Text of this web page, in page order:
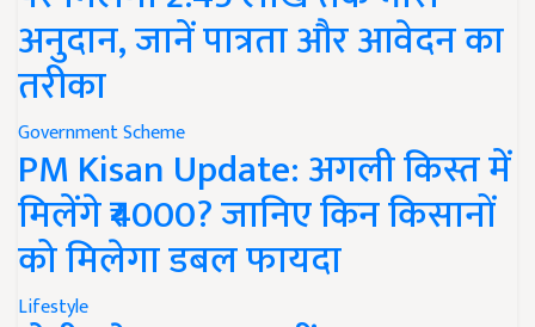
अनुदान, जानें पात्रता और आवेदन का
तरीका
Government Scheme
PM Kisan Update: अगली किस्त में
मिलेंगे ₹4000? जानिए किन किसानों
को मिलेगा डबल फायदा
Lifestyle